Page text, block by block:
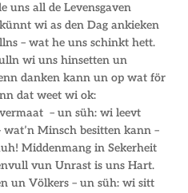
uns all de Levensgaven
wi as den Dag ankieken
– wat he uns schinkt hett.
wi uns hinsetten un
danken kann un op wat för
dat weet wi ok:
– un süh: wi leevt
Minsch besitten kann –
Middenmang in Sekerheit
vun Unrast is uns Hart.
un Völkers – un süh: wi sitt